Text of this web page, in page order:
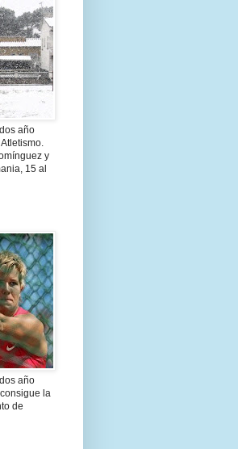
año
y
15 al
año
la
de